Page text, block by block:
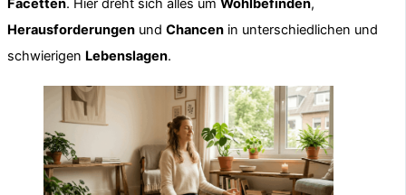
Facetten. Hier dreht sich alles um Wohlbefinden,
Herausforderungen und Chancen in unterschiedlichen und
schwierigen Lebenslagen.